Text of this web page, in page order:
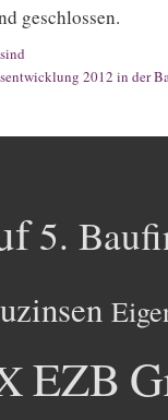
geschlossen.
2012 in der
5.
EZB